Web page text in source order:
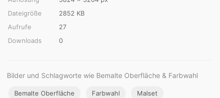
Dateigröße
2852 KB
Aufrufe
27
Downloads
0
Bilder und Schlagworte wie Bemalte Oberfläche & Farbwahl
Bemalte Oberfläche Farbwahl Malset